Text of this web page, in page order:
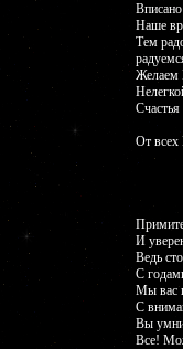
Наше
Тем
Желаем
От
И
Ведь
С
Мы вас
С
Вы
Все!